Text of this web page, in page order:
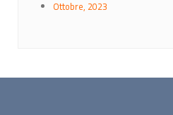
Ottobre, 2023